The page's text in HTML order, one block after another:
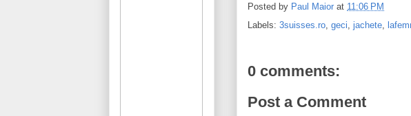
Posted by Paul Maior at 11:06 PM
Labels: 3suisses.ro geci jachete
0 comments:
Post a Comment